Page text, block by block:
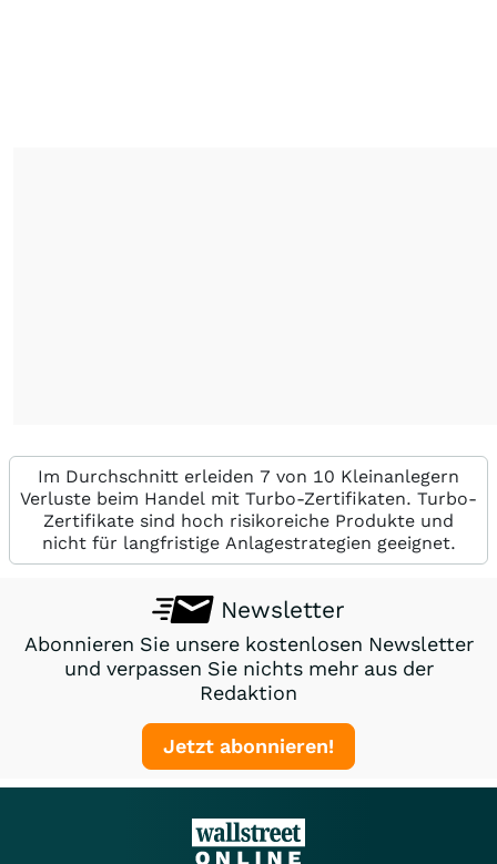
Im Durchschnitt erleiden 7 von 10 Kleinanlegern
Verluste beim Handel mit Turbo-Zertifikaten. Turbo-
Zertifikate sind hoch risikoreiche Produkte und
nicht für langfristige Anlagestrategien geeignet.
Newsletter
Abonnieren Sie unsere kostenlosen Newsletter
und verpassen Sie nichts mehr aus der
Redaktion
Jetzt abonnieren!